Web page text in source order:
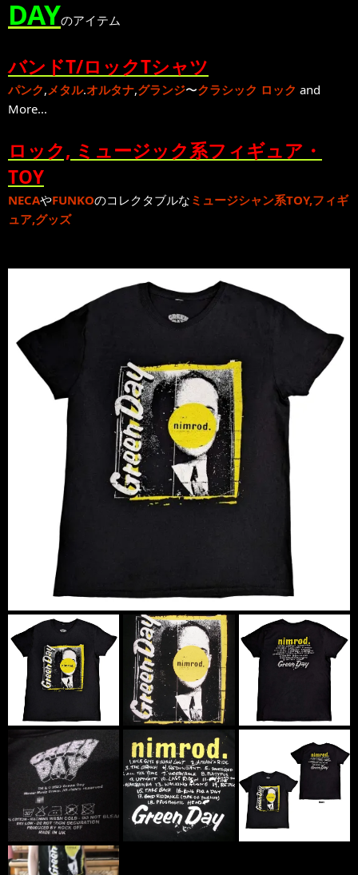
DAYのアイテム
バンドT/ロックTシャツ
パンク,メタル.オルタナ,グランジ〜クラシック ロック and
More...
ロック, ミュージック系フィギュア・
TOY
NECAやFUNKOのコレクタブルな ミュージシャン系TOY,フィギ
ュア,グッズ